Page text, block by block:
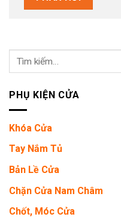
Tìm
PHỤ KIỆN CỬA
Khóa Cửa
Tay Nắm Tủ
Bản Lề Cửa
Chặn Cửa Nam Châm
Chốt, Móc Cửa